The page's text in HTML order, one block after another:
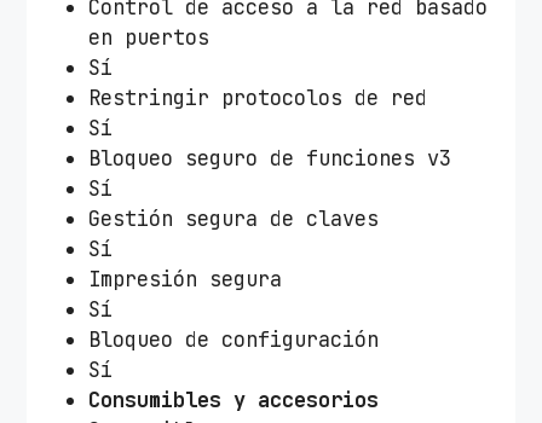
Control de acceso a la red basado
en puertos
Sí
Restringir protocolos de red
Sí
Bloqueo seguro de funciones v3
Sí
Gestión segura de claves
Sí
Impresión segura
Sí
Bloqueo de configuración
Sí
Consumibles y accesorios